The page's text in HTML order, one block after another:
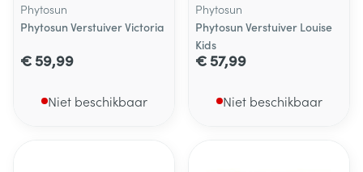
Phytosun
Phytosun Verstuiver Victoria
€ 59,99
Niet beschikbaar
Phytosun
Phytosun Verstuiver Louise
Kids
€ 57,99
Niet beschikbaar